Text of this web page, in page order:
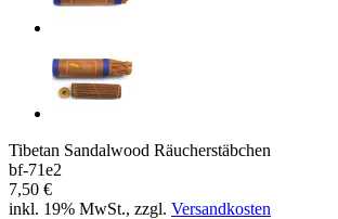
Tibetan Sandalwood Räucherstäbchen
bf-71e2
7,50 €
inkl. 19% MwSt., zzgl. Versandkosten